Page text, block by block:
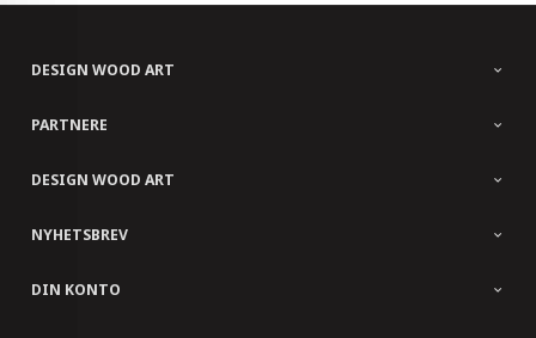
DESIGN WOOD ART
PARTNERE
DESIGN WOOD ART
NYHETSBREV
DIN KONTO